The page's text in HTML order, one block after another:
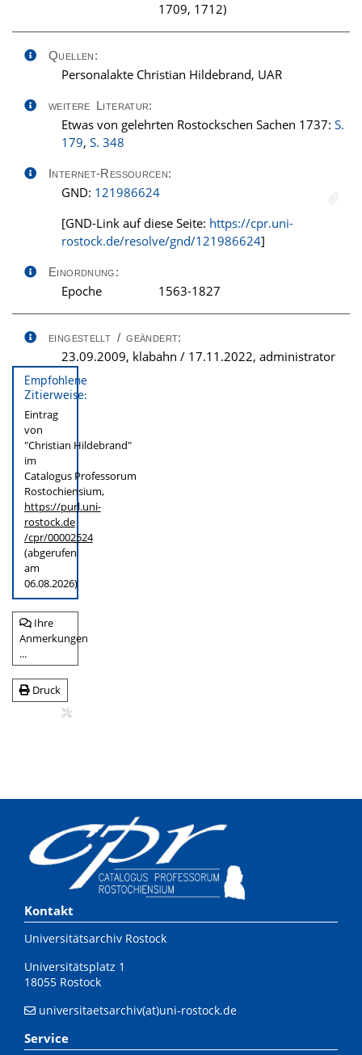
1709, 1712)
Quellen:
Personalakte Christian Hildebrand, UAR
weitere Literatur:
Etwas von gelehrten Rostockschen Sachen 1737: S.
179, S. 348
Internet-Ressourcen:
GND: 121986624
[GND-Link auf diese Seite: https://cpr.uni-
rostock.de/resolve/gnd/121986624]
Einordnung:
Epoche 1563-1827
eingestellt / geändert:
23.09.2009, klabahn / 17.11.2022, administrator
Empfohlene
Zitierweise:
Eintrag
von
"Christian Hildebrand"
im
Catalogus Professorum
Rostochiensium,
https://purl.uni-
rostock.de
/cpr/00002524
(abgerufen
am
06.08.2026)
Ihre
Anmerkungen
...
Druck
Kontakt
Universitätsarchiv Rostock
Universitätsplatz 1
18055 Rostock
universitaetsarchiv(at)uni-rostock.de
Service